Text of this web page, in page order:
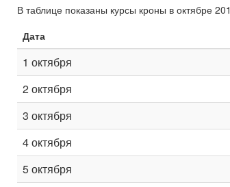
В таблице показаны курсы кроны в октябре
Дата
1 октября
2 октября
3 октября
4 октября
5 октября